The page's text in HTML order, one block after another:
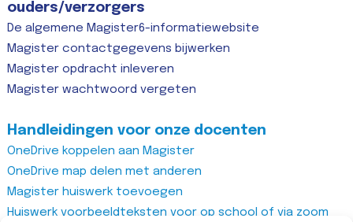
ouders/verzorgers
De algemene Magister6-informatiewebsite
Magister contactgegevens bijwerken
Magister opdracht inleveren
Magister wachtwoord vergeten
Handleidingen voor onze docenten
OneDrive koppelen aan Magister
OneDrive map delen met anderen
Magister huiswerk toevoegen
Huiswerk voorbeeldteksten voor op school of via zoom